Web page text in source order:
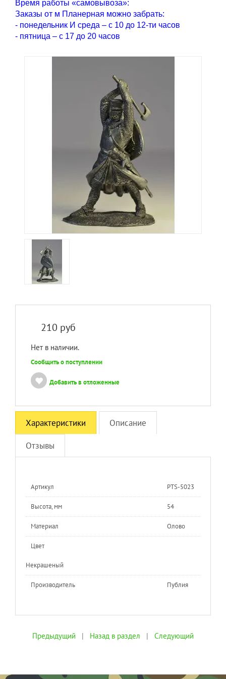
Время работы «самовывоза»:
Заказы от м Планерная можно забрать:
- понедельник И среда – с 10 до 12-ти часов
- пятница – с 17 до 20 часов
210 руб
Нет в наличии.
Сообщить о поступлении
Добавить в отложенные
Характеристики Описание
Отзывы
Артикул PTS-5023
Высота, мм 54
Материал Олово
Цвет
Некрашеный
Производитель Публия
Предыдущий | Назад в раздел | Следующий